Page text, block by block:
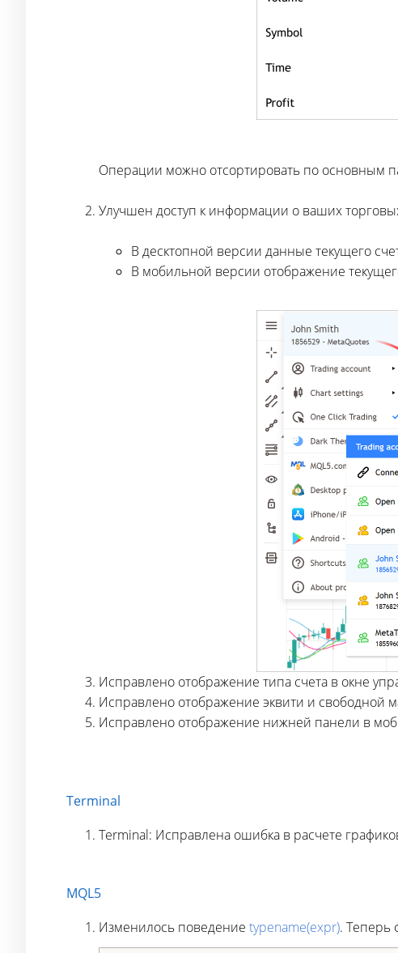
Операции можно отcортировать по основным
Улучшен доступ к информации о ваших
В десктопной версии данные текущего
В мобильной версии отображение
Исправлено отображение типа счета в окне
Исправлено отображение эквити и свободной
Исправлено отображение нижней панели в
Terminal
Terminal: Исправлена ошибка в расчете
MQL5
Изменилось поведение typename(expr). Теперь